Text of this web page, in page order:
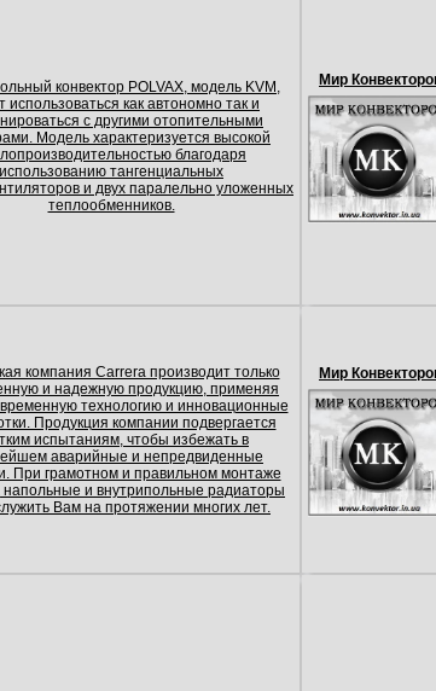
конвектор POLVAX, модель KVМ,
использоваться как автономно так и
с другими отопительными
Модель характеризуется высокой
благодаря
использованию тангенциальных
и двух паралельно уложенных
теплообменников.
Мир
компания Carrera производит только
и надежную продукцию, применяя
технологию и инновационные
Продукция компании подвергается
испытаниям, чтобы избежать в
аварийные и непредвиденные
При грамотном и правильном монтаже
напольные и внутрипольные радиаторы
Вам на протяжении многих лет.
Мир